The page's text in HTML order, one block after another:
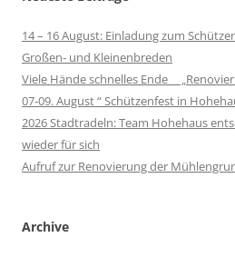
14 – 16 August: Einladung zum
Großen- und Kleinenbreden
Viele Hände schnelles Ende
07-09. August “ Schützenfest in
2026 Stadtradeln: Team Hohehaus
wieder für sich
Aufruf zur Renovierung der
Archive